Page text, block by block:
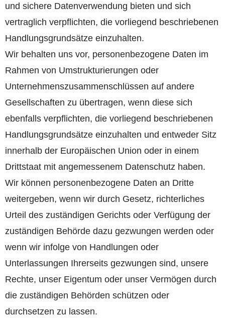
und sichere Datenverwendung bieten und sich
vertraglich verpflichten, die vorliegend beschriebenen
Handlungsgrundsätze einzuhalten.
Wir behalten uns vor, personenbezogene Daten im
Rahmen von Umstrukturierungen oder
Unternehmenszusammenschlüssen auf andere
Gesellschaften zu übertragen, wenn diese sich
ebenfalls verpflichten, die vorliegend beschriebenen
Handlungsgrundsätze einzuhalten und entweder Sitz
innerhalb der Europäischen Union oder in einem
Drittstaat mit angemessenem Datenschutz haben.
Wir können personenbezogene Daten an Dritte
weitergeben, wenn wir durch Gesetz, richterliches
Urteil des zuständigen Gerichts oder Verfügung der
zuständigen Behörde dazu gezwungen werden oder
wenn wir infolge von Handlungen oder
Unterlassungen Ihrerseits gezwungen sind, unsere
Rechte, unser Eigentum oder unser Vermögen durch
die zuständigen Behörden schützen oder
durchsetzen zu lassen.